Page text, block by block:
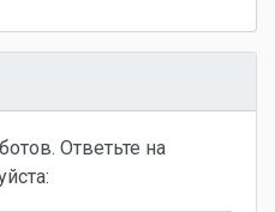
Ответьте на